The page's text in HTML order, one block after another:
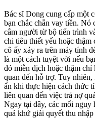
Bác sĩ Dong cung cấp một
bạn chắc chắn vay tiền. Nó
cắm người từ bộ tiến trình
chi tiêu thiết yếu hoặc
cô ấy xảy ra trên máy tính
là một cách tuyệt vời nếu
đó miễn dịch hoặc thậm
quan đến hỗ trợ. Tuy
ẩn khi thực hiện cách thức
liên quan đến việc trả nợ
Ngay tại đây, các mối nguy
quá khứ giải quyết thu